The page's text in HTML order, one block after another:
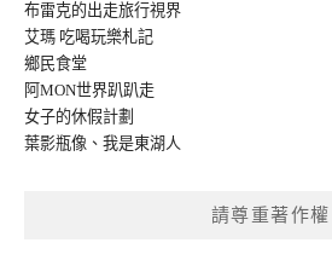
布雷克的出走旅行視界
艾瑪 吃喝玩樂札記
鄉民食堂
阿MON世界趴趴走
女子的休假計劃
葉影瓶像 、 我是東湖人
請尊重著作權